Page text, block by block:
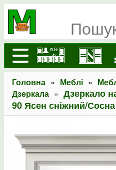
Головна » Меблі »
Дзеркала » Дзеркало
90 Ясен сніжний/Сосна